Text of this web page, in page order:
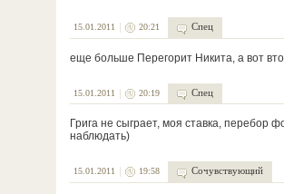
15.01.2011 20:21 Спец
еще больше Перегорит Никита, а вот
15.01.2011 20:19 Спец
Грига не сыграет, моя ставка, перебор
наблюдать)
15.01.2011 19:58 Сочувствующий